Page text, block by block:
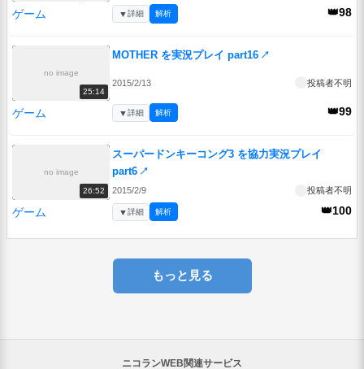
ゲーム 👑98
▼詳細 解析
no image
25:14
MOTHER を実況プレイ part16 ↗
2015/2/13 投稿者不明
ゲーム 👑99
▼詳細 解析
no image
26:52
スーパードンキーコング3 を協力実況プレイ
part6 ↗
2015/2/9 投稿者不明
ゲーム 👑100
▼詳細 解析
もっと見る
ニコランWEB関連サービス